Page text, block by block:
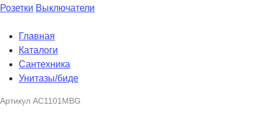
Розетки Выключатели
Главная
Каталоги
Сантехника
Унитазы/биде
Артикул AC1101MBG